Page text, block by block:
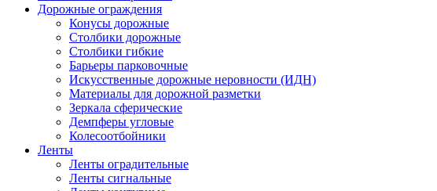
Дорожные ограждения
Конусы дорожные
Столбики дорожные
Столбики гибкие
Барьеры парковочные
Искусственные дорожные неровности (ИДН)
Материалы для дорожной разметки
Зеркала сферические
Демпферы угловые
Колесоотбойники
Ленты
Ленты оградительные
Ленты сигнальные